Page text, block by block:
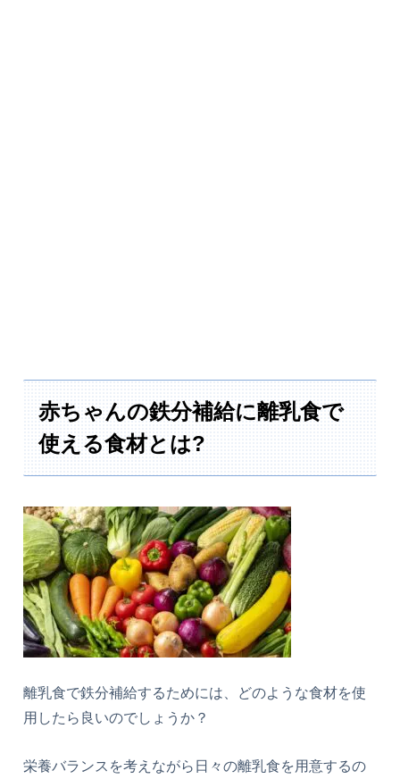
赤ちゃんの鉄分補給に離乳食で
使える食材とは?
離乳食で鉄分補給するためには、どのような食材を使
用したら良いのでしょうか？
栄養バランスを考えながら日々の離乳食を用意するの